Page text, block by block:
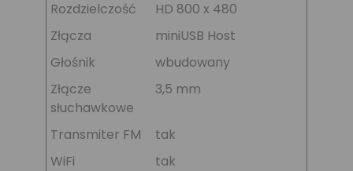
Rozdzielczość
HD 800 x 480
Złącza
miniUSB Host
Głośnik
wbudowany
Złącze
słuchawkowe
3,5 mm
Transmiter FM
tak
WiFi
tak